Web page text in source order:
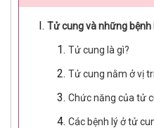
Tử cung và những bệnh
Tử cung là gì?
Tử cung nằm ở vị
Chức năng của tử
Các bệnh lý ở tử